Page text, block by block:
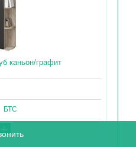
каньон/графит
БТС
+